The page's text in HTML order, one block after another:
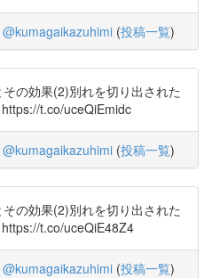
@kumagaikazuhimi (投稿一覧)
の効果(2)別れを切り出された
t.co/uceQiEmidc
@kumagaikazuhimi (投稿一覧)
の効果(2)別れを切り出された
t.co/uceQiE48Z4
@kumagaikazuhimi (投稿一覧)